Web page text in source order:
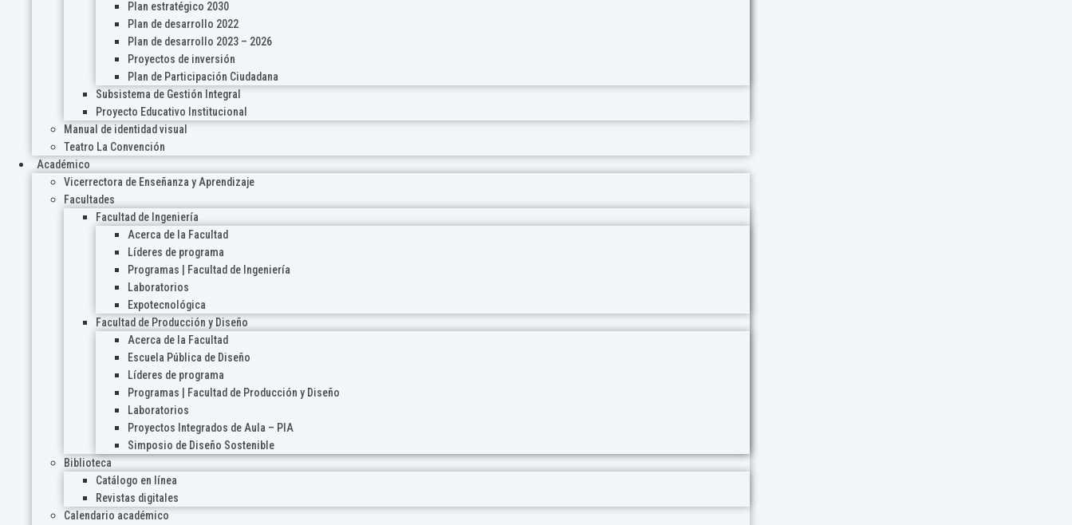
Plan estratégico 2030
Plan de desarrollo 2022
Plan de desarrollo 2023 – 2026
Proyectos de inversión
Plan de Participación Ciudadana
Subsistema de Gestión Integral
Proyecto Educativo Institucional
Manual de identidad visual
Teatro La Convención
Académico
Vicerrectora de Enseñanza y Aprendizaje
Facultades
Facultad de Ingeniería
Acerca de la Facultad
Líderes de programa
Programas | Facultad de Ingeniería
Laboratorios
Expotecnológica
Facultad de Producción y Diseño
Acerca de la Facultad
Escuela Pública de Diseño
Líderes de programa
Programas | Facultad de Producción y Diseño
Laboratorios
Proyectos Integrados de Aula – PIA
Simposio de Diseño Sostenible
Biblioteca
Catálogo en línea
Revistas digitales
Calendario académico